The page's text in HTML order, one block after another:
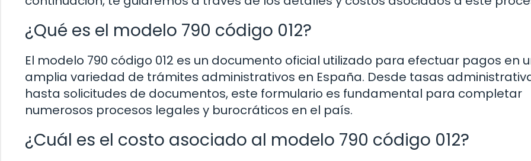
¿Qué es el modelo 790 código 012?
El modelo 790 código 012 es un documento oficial utilizado para efectuar pagos en
amplia variedad de trámites administrativos en España. Desde tasas
hasta solicitudes de documentos, este formulario es fundamental para completar
numerosos procesos legales y burocráticos en el país.
¿Cuál es el costo asociado al modelo 790 código 012?